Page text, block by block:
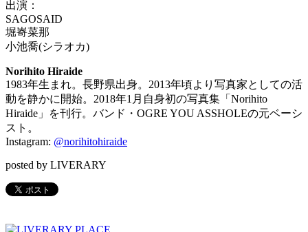
出演：
SAGOSAID
堀㟢菜那
小池喬(シラオカ)
Norihito Hiraide
1983年生まれ。長野県出身。2013年頃より写真家としての活
動を静かに開始。2018年1月自身初の写真集「Norihito
Hiraide」を刊行。バンド・OGRE YOU ASSHOLEの元ベーシ
スト。
Instagram: @norihitohiraide
posted by LIVERARY